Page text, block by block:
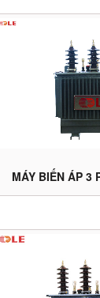
MÁY BIẾN ÁP 3